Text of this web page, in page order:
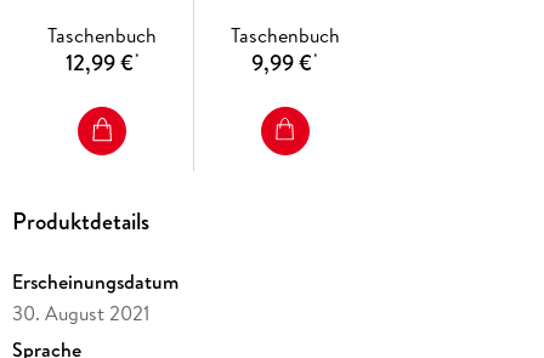
Taschenbuch
12,99 €*
Taschenbuch
9,99 €*
Produktdetails
Erscheinungsdatum
30. August 2021
Sprache